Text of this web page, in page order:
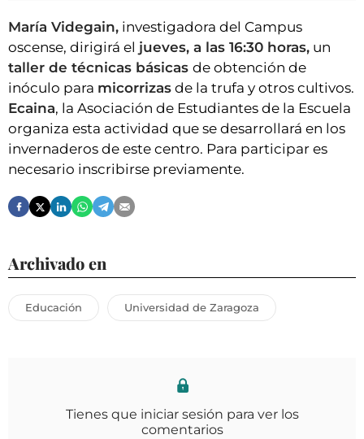
María Videgain, investigadora del Campus
oscense, dirigirá el jueves, a las 16:30 horas, un
taller de técnicas básicas de obtención de
inóculo para micorrizas de la trufa y otros cultivos.
Ecaina, la Asociación de Estudiantes de la Escuela
organiza esta actividad que se desarrollará en los
invernaderos de este centro. Para participar es
necesario inscribirse previamente.
Archivado en
Educación Universidad de Zaragoza
Tienes que iniciar sesión para ver los
comentarios